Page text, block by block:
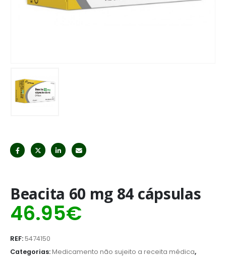
Beacita 60 mg 84 cápsulas
46.95€
REF:5474150
Categorias:Medicamento não sujeito a receita médica,